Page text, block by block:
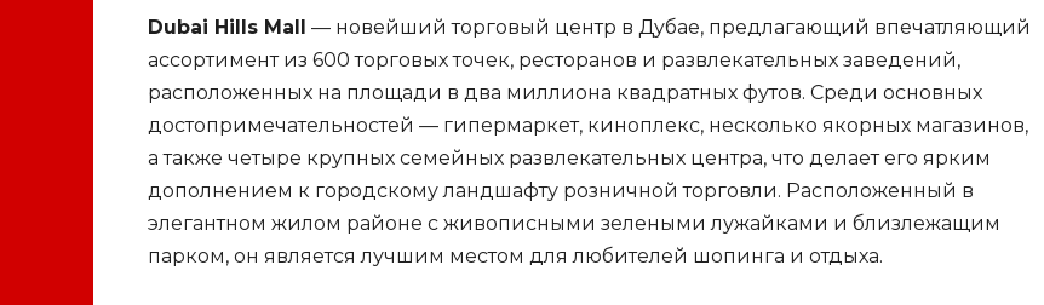
Dubai Hills Mall
— новейший торговый центр в Дубае, предлагающий впечатляющий
ассортимент из 600 торговых точек, ресторанов и развлекательных заведений,
расположенных на площади в два миллиона квадратных футов. Среди основных
достопримечательностей — гипермаркет, киноплекс, несколько якорных магазинов,
а также четыре крупных семейных развлекательных центра, что делает его ярким
дополнением к городскому ландшафту розничной торговли. Расположенный в
элегантном жилом районе с живописными зелеными лужайками и близлежащим
парком, он является лучшим местом для любителей шопинга и отдыха.